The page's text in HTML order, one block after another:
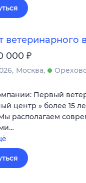
ветеринарного
000 ₽
Москва
Первый
центр » более 15
располагаем